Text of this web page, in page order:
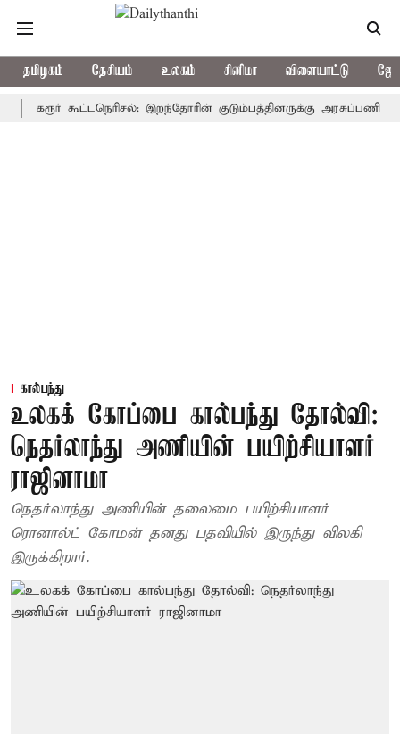
தமிழகம் தேசியம் உலகம் சினிமா விளையாட்டு
கூட்டநெரிசல்: இறந்தோரின் குடும்பத்தினருக்கு அரசுப்பணி வழக்கு;
கால்பந்து
உலகக் கோப்பை கால்பந்து தோல்வி:
நெதர்லாந்து அணியின் பயிற்சியாளர்
ராஜினாமா
நெதர்லாந்து அணியின் தலைமை பயிற்சியாளர்
ரொனால்ட் கோமன் தனது பதவியில் இருந்து விலகி
இருக்கிறார்.